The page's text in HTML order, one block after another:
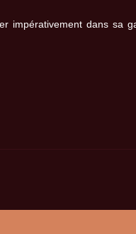
impérativement dans sa